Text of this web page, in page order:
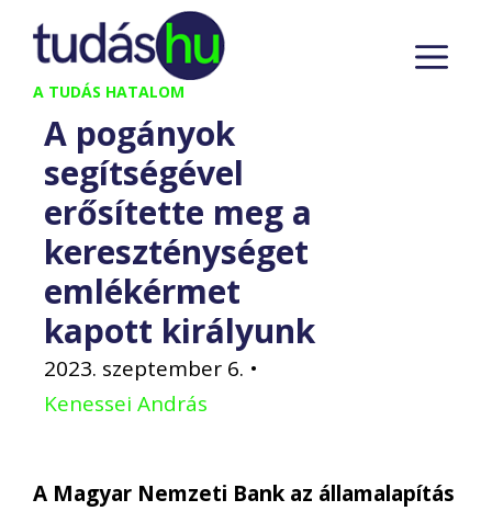
Kilépés
tartalomba
A TUDÁS HATALOM
A pogányok
segítségével
erősítette meg a
kereszténységet
emlékérmet
kapott királyunk
2023. szeptember 6. •
Kenessei András
A Magyar Nemzeti Bank az államalapítás